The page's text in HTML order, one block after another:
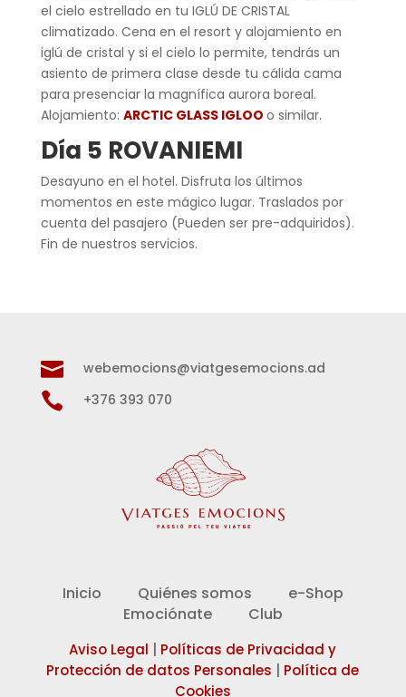
el cielo estrellado en tu IGLÚ DE CRISTAL
climatizado. Cena en el resort y alojamiento en
iglú de cristal y si el cielo lo permite, tendrás un
asiento de primera clase desde tu cálida cama
para presenciar la magnífica aurora boreal.
Alojamiento: ARCTIC GLASS IGLOO o similar.
Día 5 ROVANIEMI
Desayuno en el hotel. Disfruta los últimos
momentos en este mágico lugar. Traslados por
cuenta del pasajero (Pueden ser pre-adquiridos).
Fin de nuestros servicios.
 webemocions@viatgesemocions.ad
 +376 393 070
Inicio Quiénes somos
e-Shop
Emociónate
Club
Aviso Legal
Políticas de Privacidad y
Protección de datos Personales
Política de
Cookies